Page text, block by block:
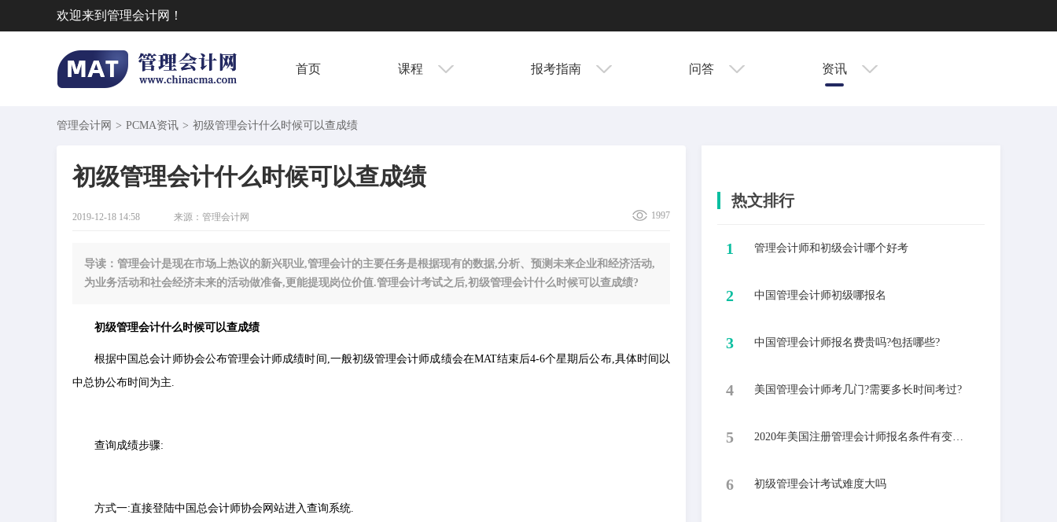
欢迎来到管理会计网！
首页 课程 报考指南 问答 资讯
管理会计网 > PCMA资讯 > ​初级管理会计什么时候可以查成绩
​初级管理会计什么时候可以查成绩
2019-12-18 14:58 来源： 管理会计网 1997
导读：管理会计是现在市场上热议的新兴职业,管理会计的主要任务是根据现有的数据,分析、预测未来企业和经济活动,
为业务活动和社会经济未来的活动做准备,更能提现岗位价值.管理会计考试之后,初级管理会计什么时候可以查成绩?
初级管理会计什么时候可以查成绩
根据中国总会计师协会公布管理会计师成绩时间,一般初级管理会计师成绩会在MAT结束后4-6个星期后公布,具体时间以
中总协公布时间为主.
查询成绩步骤:
方式一:直接登陆中国总会计师协会网站进入查询系统.
热文排行
1 ​管理会计师和初级会计哪个好考
2 ​中国管理会计师初级哪报名
3 中国管理会计师报名费贵吗?包括哪些?
4 美国管理会计师考几门?需要多长时间考过?
5 2020年美国注册管理会计师报名条件有变化吗?
6 ​初级管理会计考试难度大吗